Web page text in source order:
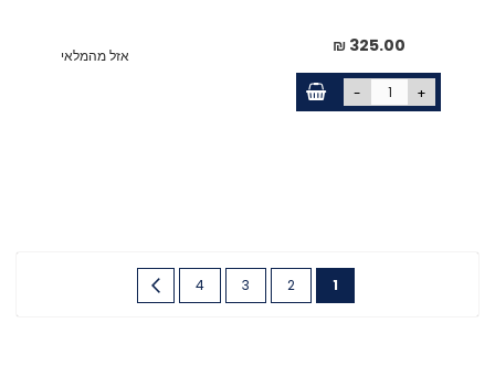
325.00 ₪
- +
אזל מהמלאי
דף
You're1 דף
2 דף
3 דף
4